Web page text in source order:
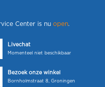
Center is nu open.
Livechat
Momenteel niet beschikbaar
Bezoek onze winkel
Bornholmstraat 8, Groningen